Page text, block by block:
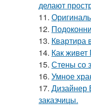
делают
11.
12.
13. Квартира
14. Как
15. Стены со
16. Умное
17. Дизайнер
заказчицы.